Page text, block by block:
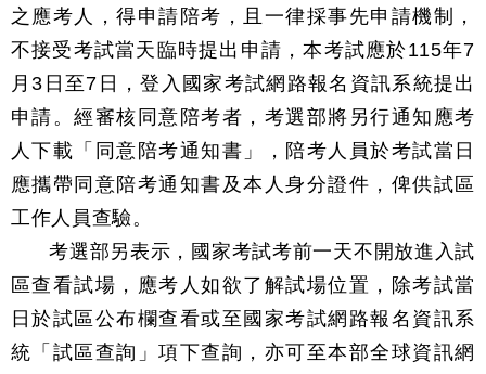
之應考人，得申請陪考，且一律採事先申請機制，
不接受考試當天臨時提出申請，本考試應於115年7
月3日至7日，登入國家考試網路報名資訊系統提出
申請。經審核同意陪考者，考選部將另行通知應考
人下載「同意陪考通知書」，陪考人員於考試當日
應攜帶同意陪考通知書及本人身分證件，俾供試區
工作人員查驗。
考選部另表示，國家考試考前一天不開放進入試
區查看試場，應考人如欲了解試場位置，除考試當
日於試區公布欄查看或至國家考試網路報名資訊系
統「試區查詢」項下查詢，亦可至本部全球資訊網